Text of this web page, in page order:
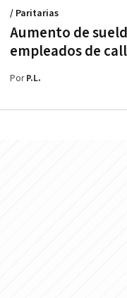
Aumento de
empleados de
/ Paritarias
PorP.L.